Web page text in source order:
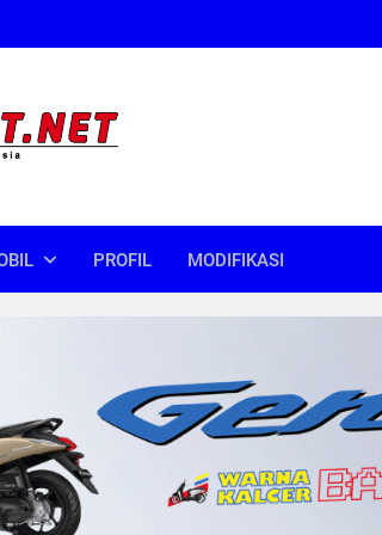
PROFIL MODIFIKASI